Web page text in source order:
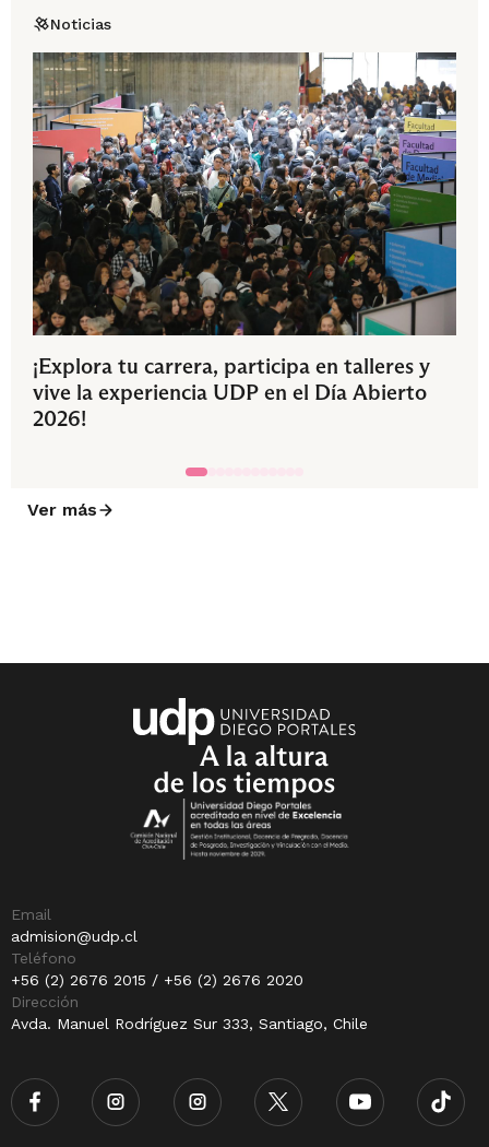
Noticias
¡Explora tu carrera, participa en talleres y
vive la experiencia UDP en el Día Abierto
2026!
Ver más
Email
admision@udp.cl
Teléfono
+56 (2) 2676 2015 / +56 (2) 2676 2020
Dirección
Avda. Manuel Rodríguez Sur 333, Santiago, Chile